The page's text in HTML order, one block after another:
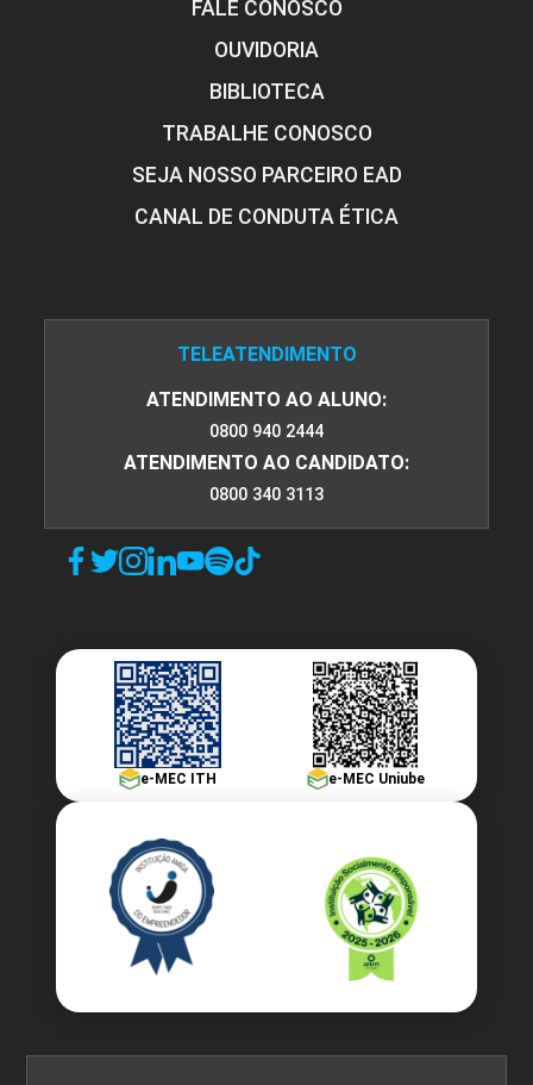
FALE CONOSCO
OUVIDORIA
BIBLIOTECA
TRABALHE CONOSCO
SEJA NOSSO PARCEIRO EAD
CANAL DE CONDUTA ÉTICA
TELEATENDIMENTO
ATENDIMENTO AO ALUNO:
0800 940 2444
ATENDIMENTO AO CANDIDATO:
0800 340 3113
e-MEC ITH e-MEC Uniube